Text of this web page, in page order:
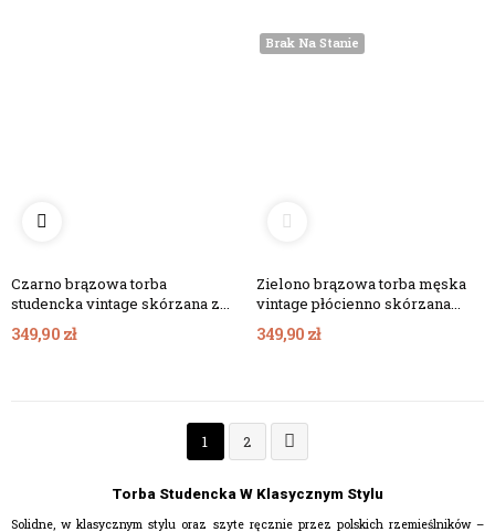
Czarno brązowa torba
studencka vintage skórzana z
płótnem BV64
349,90 zł
Brak Na Stanie
Zielono brązowa torba męska
vintage płócienno skórzana
349,90 zł
1 2 
Torba Studencka W Klasycznym Stylu
Solidne, w klasycznym stylu oraz szyte ręcznie przez polskich rzemieślników –